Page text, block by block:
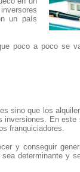
un país
poco a poco se
sino que los
En
franquiciadores.
y conseguir
determinante y